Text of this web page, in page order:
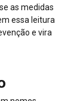
as medidas
essa leitura
e vira